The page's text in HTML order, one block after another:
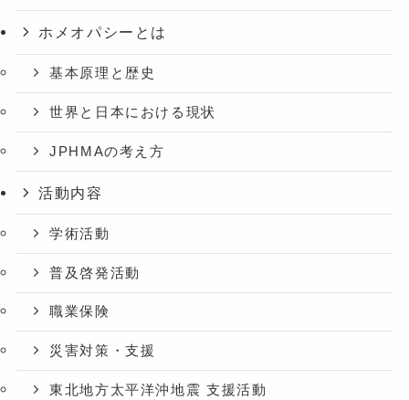
ホメオパシーとは
基本原理と歴史
世界と日本における現状
JPHMAの考え方
活動内容
学術活動
普及啓発活動
職業保険
災害対策・支援
東北地方太平洋沖地震 支援活動